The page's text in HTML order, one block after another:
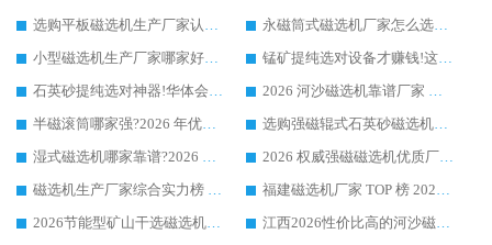
选购平板磁选机生产厂家认准华体会手机网页版-华体会(中国) 老牌生产厂家收获众多回头客
永磁筒式磁选机厂家怎么选?14 年老厂华体会手机网页版-华体会(中国) 凭实力出圈，这 5 大优势太圈粉
小型磁选机生产厂家哪家好?2026 年实测推荐，华体会手机网页版-华体会(中国) 十年口碑厂值得闭眼入
锰矿提纯选对设备才赚钱!这家临朐厂家的强磁辊磁选机凭啥成行业标杆?
石英砂提纯选对神器!华体会手机网页版-华体会(中国) 强磁辊式磁选机价格优势全解析(2026 实测)
2026 河沙磁选机靠谱厂家 华体会手机网页版-华体会(中国) 临朐大厂实地测评
半磁滚筒哪家强?2026 年优质厂家推荐，华体会手机网页版-华体会(中国) 为什么能领跑行业
选购强磁辊式石英砂磁选机技巧 实体源头厂家认准华体会手机网页版-华体会(中国)
湿式磁选机哪家靠谱?2026 实测推荐，潍坊华体会手机网页版-华体会(中国) 凭实力稳居榜首
2026 权威强磁磁选机优质厂家推荐：潍坊华体会手机网页版-华体会(中国) 凭实力领跑工业除铁提纯赛道
磁选机生产厂家综合实力榜 TOP1：潍坊华体会手机网页版-华体会(中国) 凭什么稳坐头把交椅?
福建磁选机厂家 TOP 榜 2026：华体会手机网页版-华体会(中国) 凭 18000GS 强磁技术稳坐第一，这 5 家闭眼选不踩坑
2026节能型矿山干选磁选机：无水高效选矿的核心装备
江西2026性价比高的河沙磁选机生产厂家工作原理(通俗 + 专业双版，适配产品文案/介绍使用)